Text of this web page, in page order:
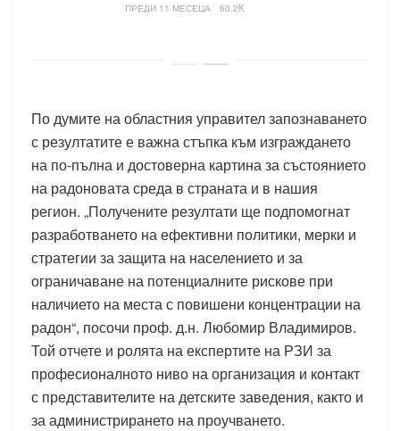
ПРЕДИ 11 МЕСЕЦА 60.2K
По думите на областния управител запознаването
с резултатите е важна стъпка към изграждането
на по-пълна и достоверна картина за състоянието
на радоновата среда в страната и в нашия
регион. „Получените резултати ще подпомогнат
разработването на ефективни политики, мерки и
стратегии за защита на населението и за
ограничаване на потенциалните рискове при
наличието на места с повишени концентрации на
радон“, посочи проф. д.н. Любомир Владимиров.
Той отчете и ролята на експертите на РЗИ за
професионалното ниво на организация и контакт
с представителите на детските заведения, както и
за администрирането на проучването.